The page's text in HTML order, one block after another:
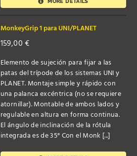
MonkeyGrip 1 para UNI/PLANET
159,00€
Elemento de sujeción para fijar a las
patas del trípode de los sistemas UNI y
PLANET. Montaje simple y rápido con
una palanca excéntrica (no se requiere
atornillar). Montable de ambos lados y
regulable en altura en forma continua.
El ángulo de inclinación de la rótula
integrada es de 35° Con el Monk [...]